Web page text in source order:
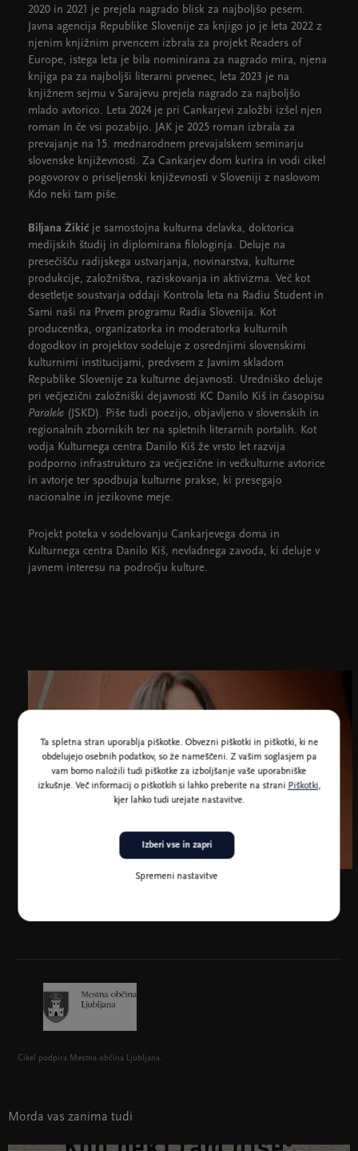
2020 in 2021 je prejela nagrado blisk za najboljšo pesem.
Javna agencija Republike Slovenije za knjigo jo je leta 2022 z
njenim knjižnim prvencem izbrala za projekt Readers of
Europe, istega leta je bila nominirana za nagrado mira, njena
knjiga pa za najboljši literarni prvenec, leta 2023 je na
knjižnem sejmu v Sarajevu prejela nagrado za najboljšo
mlado avtorico. Leta 2024 je pri Cankarjevi založbi izšel njen
roman In če vsi pozabijo. JAK je 2025 roman izbrala za
prevajanje na 15. mednarodnem prevajalskem seminarju
slovenske književnosti. Za Cankarjev dom kurira in vodi cikel
pogovorov o priseljenski književnosti v Sloveniji z naslovom
Kdo neki tam piše.
Biljana Žikić je samostojna kulturna delavka, doktorica
medijskih študij in diplomirana filologinja. Deluje na
presečišču radijskega ustvarjanja, novinarstva, kulturne
produkcije, založništva, raziskovanja in aktivizma. Več kot
desetletje soustvarja oddaji Kontrola leta na Radiu Študent in
Sami naši na Prvem programu Radia Slovenija. Kot
producentka, organizatorka in moderatorka kulturnih
dogodkov in projektov sodeluje z osrednjimi slovenskimi
kulturnimi institucijami, predvsem z Javnim skladom
Republike Slovenije za kulturne dejavnosti. Uredniško deluje
pri večjezični založniški dejavnosti KC Danilo Kiš in časopisu
Paralele (JSKD). Piše tudi poezijo, objavljeno v slovenskih in
regionalnih zbornikih ter na spletnih literarnih portalih. Kot
vodja Kulturnega centra Danilo Kiš že vrsto let razvija
podporno infrastrukturo za večjezične in večkulturne avtorice
in avtorje ter spodbuja kulturne prakse, ki presegajo
nacionalne in jezikovne meje.
Projekt poteka v sodelovanju Cankarjevega doma in
Kulturnega centra Danilo Kiš, nevladnega zavoda, ki deluje v
javnem interesu na področju kulture.
Cikel podpira Mestna občina Ljubljana.
Morda vas zanima tudi
Ta spletna stran uporablja piškotke. Obvezni piškotki in piškotki, ki ne
obdelujejo osebnih podatkov, so že nameščeni. Z vašim soglasjem pa
vam bomo naložili tudi piškotke za izboljšanje vaše uporabniške
izkušnje. Več informacij o piškotkih si lahko preberite na strani Piškotki,
kjer lahko tudi urejate nastavitve.
Spremeni nastavitve
Izberi vse in zapri